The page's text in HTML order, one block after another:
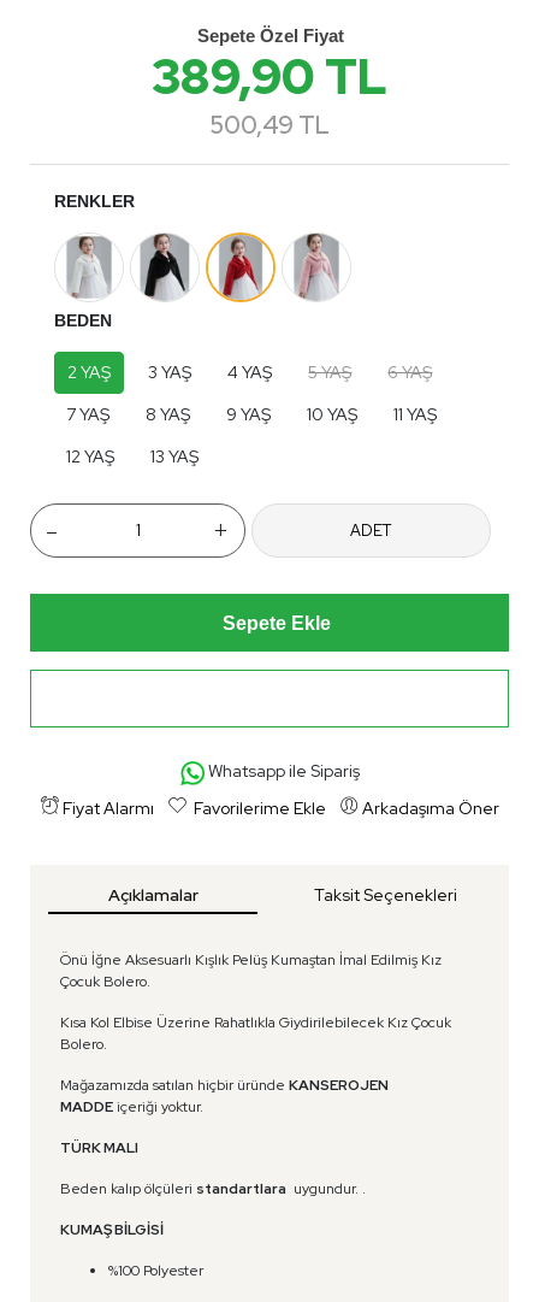
Sepete Özel Fiyat
389,90 TL
500,49 TL
RENKLER
BEDEN
2 YAŞ 3 YAŞ 4 YAŞ 5 YAŞ
6 YAŞ
7 YAŞ
8 YAŞ 9 YAŞ 10 YAŞ
11 YAŞ
12 YAŞ
13 YAŞ
- + ADET
Sepete Ekle
Whatsapp ile Sipariş
Fiyat Alarmı
Favorilerime Ekle Arkadaşıma Öner
Açıklamalar Taksit Seçenekleri
Önü İğne Aksesuarlı Kışlık Pelüş Kumaştan İmal Edilmiş Kız
Çocuk Bolero.
Kısa Kol Elbise Üzerine Rahatlıkla Giydirilebilecek Kız Çocuk
Bolero.
Mağazamızda satılan hiçbir üründeKANSEROJEN
MADDEiçeriği yoktur.
TÜRK MALI
Beden kalıp ölçüleri standartlara uygundur. .
KUMAŞ BİLGİSİ
%100 Polyester